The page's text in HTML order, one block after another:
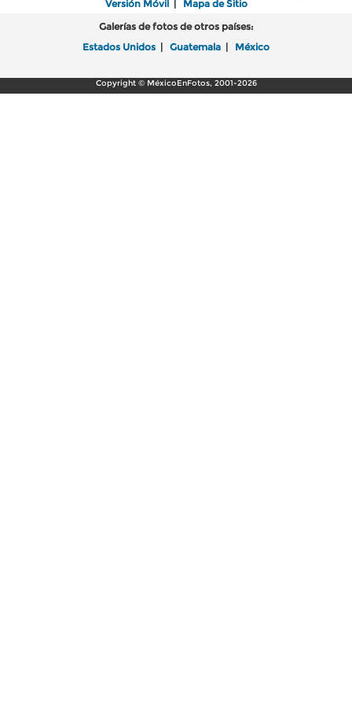
Versión Móvil| Mapa de Sitio
Galerías de fotos de otros países:
Estados Unidos | Guatemala | México
Copyright © MéxicoEnFotos, 2001-2026